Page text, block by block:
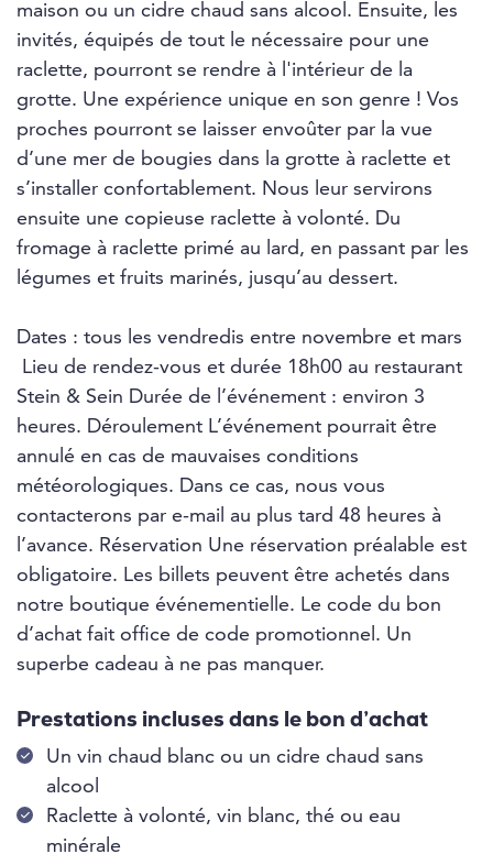
maison ou un cidre chaud sans alcool. Ensuite, les
invités, équipés de tout le nécessaire pour une
raclette, pourront se rendre à l'intérieur de la
grotte. Une expérience unique en son genre ! Vos
proches pourront se laisser envoûter par la vue
d’une mer de bougies dans la grotte à raclette et
s’installer confortablement. Nous leur servirons
ensuite une copieuse raclette à volonté. Du
fromage à raclette primé au lard, en passant par les
légumes et fruits marinés, jusqu’au dessert.
Dates : tous les vendredis entre novembre et mars
Lieu de rendez-vous et durée 18h00 au restaurant
Stein & Sein Durée de l’événement : environ 3
heures. Déroulement L’événement pourrait être
annulé en cas de mauvaises conditions
météorologiques. Dans ce cas, nous vous
contacterons par e-mail au plus tard 48 heures à
l’avance. Réservation Une réservation préalable est
obligatoire. Les billets peuvent être achetés dans
notre boutique événementielle. Le code du bon
d’achat fait office de code promotionnel. Un
superbe cadeau à ne pas manquer.
Prestations incluses dans le bon d’achat
Un vin chaud blanc ou un cidre chaud sans
alcool
Raclette à volonté, vin blanc, thé ou eau
minérale